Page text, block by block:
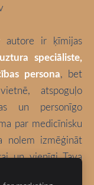
autore ir ķīmijas
speciāliste,
persona, bet
atspoguļo
un personīgo
par medicīnisku
nolem izmēģināt
un vienīgi Tava